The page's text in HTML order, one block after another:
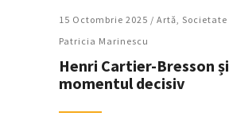
15 Octombrie 2025 / Artǎ, Societate
Patricia Marinescu
Henri Cartier-Bresson și
momentul decisiv